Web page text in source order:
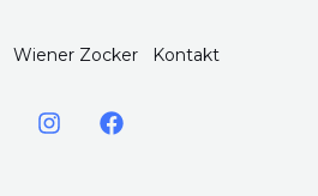
Wiener Zocker Kontakt